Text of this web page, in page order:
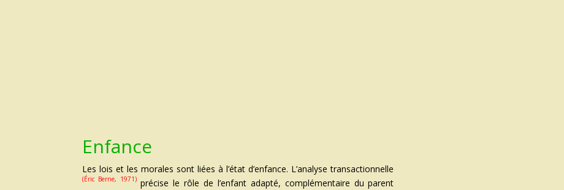
Enfance
Les lois et les morales sont liées à l’état d’enfance. L’analyse transactionnelle
(Éric Berne, 1971) précise le rôle de l’enfant adapté, complémentaire du parent